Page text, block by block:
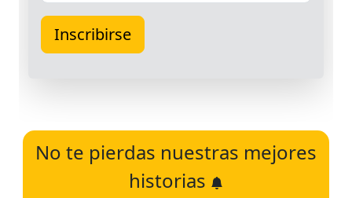
No te pierdas nuestras mejores
historias